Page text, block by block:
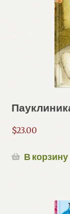
$23.00
В корзину